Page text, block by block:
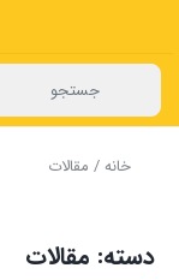
خانه/ مقالات
دسته: مقالات